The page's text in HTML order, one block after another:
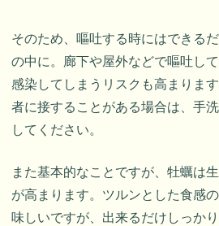
そのため、嘔吐する時にはできる
の中に。廊下や屋外などで嘔吐し
感染してしまうリスクも高まりま
者に接することがある場合は、手
してください。
また基本的なことですが、牡蠣は
が高まります。ツルンとした食感
味しいですが、出来るだけしっか